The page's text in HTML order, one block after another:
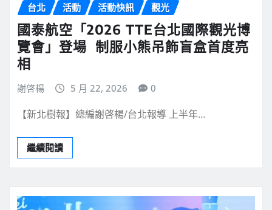
台北 活動 活動快訊 觀光
國泰航空「2026 TTE台北國際觀光博
覽會」登場 制服小熊吊飾盲盒首度亮
相
謝啓楊 5 月 22, 2026 0
【新北樹報】總編謝啓楊/台北報導 上半年…
繼續閱讀